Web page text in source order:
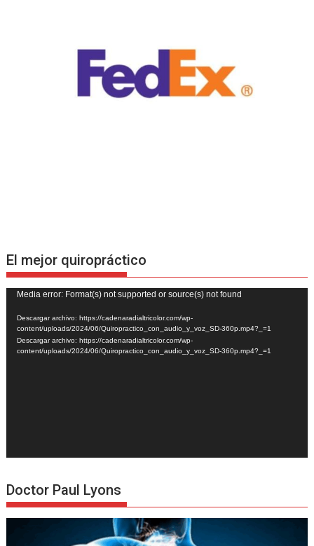
El mejor quiropráctico
Reproductor
de
vídeo
Media error: Format(s) not supported or source(s) not found
Descargar archivo: https://cadenaradialtricolor.com/wp-
content/uploads/2024/06/Quiropractico_con_audio_y_voz_SD-360p.mp4?_=1
Descargar archivo: https://cadenaradialtricolor.com/wp-
content/uploads/2024/06/Quiropractico_con_audio_y_voz_SD-360p.mp4?_=1
Doctor Paul Lyons